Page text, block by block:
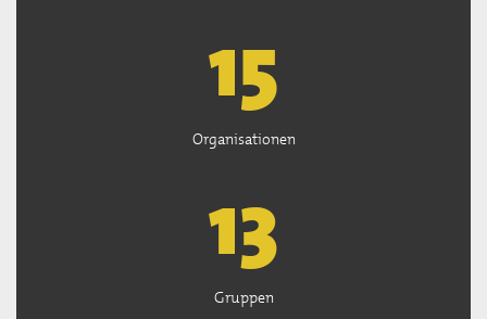
15
Organisationen
13
Gruppen